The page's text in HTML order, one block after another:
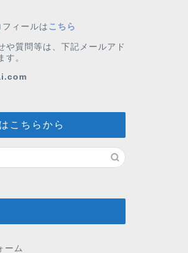
ィールは こちら
や質問等は、下記メールアド
す。
こちらから
ーム